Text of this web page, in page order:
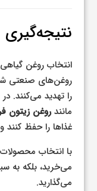
نتیجه‌گیری
انتخاب روغن
روغن‌های صنعتی
را تهدید می‌کنند.
مانندروغن زیتون
غذاها را حفظ
با انتخاب
می‌خرید، بلکه به
می‌گذارید.